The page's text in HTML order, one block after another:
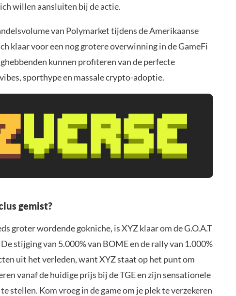
willen aansluiten bij de actie.
van Polymarket tijdens de Amerikaanse
klaar voor een nog grotere overwinning in de GameFi
kunnen profiteren van de perfecte
sporthype en massale crypto-adoptie.
gemist?
groter wordende gokniche, is XYZ klaar om de G.O.A.T
stijging van 5.000% van BOME en de rally van 1.000%
uit het verleden, want XYZ staat op het punt om
vanaf de huidige prijs bij de TGE en zijn sensationele
stellen. Kom vroeg in de game om je plek te verzekeren